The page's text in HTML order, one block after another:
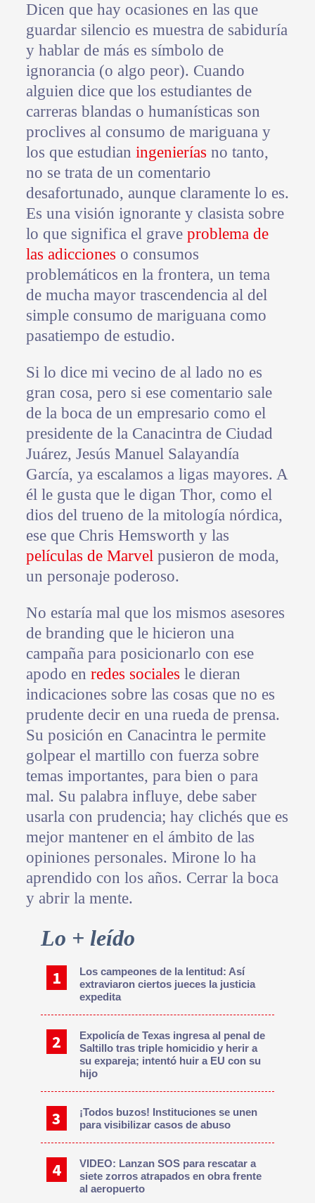
Dicen que hay ocasiones en las que
guardar silencio es muestra de sabiduría
y hablar de más es símbolo de
ignorancia (o algo peor). Cuando
alguien dice que los estudiantes de
carreras blandas o humanísticas son
proclives al consumo de mariguana y
los que estudian ingenierías no tanto,
no se trata de un comentario
desafortunado, aunque claramente lo es.
Es una visión ignorante y clasista sobre
lo que significa el grave problema de
las adicciones o consumos
problemáticos en la frontera, un tema
de mucha mayor trascendencia al del
simple consumo de mariguana como
pasatiempo de estudio.
Si lo dice mi vecino de al lado no es
gran cosa, pero si ese comentario sale
de la boca de un empresario como el
presidente de la Canacintra de Ciudad
Juárez, Jesús Manuel Salayandía
García, ya escalamos a ligas mayores. A
él le gusta que le digan Thor, como el
dios del trueno de la mitología nórdica,
ese que Chris Hemsworth y las
películas de Marvelpusieron de moda,
un personaje poderoso.
No estaría mal que los mismos asesores
de branding que le hicieron una
campaña para posicionarlo con ese
apodo en redes sociales le dieran
indicaciones sobre las cosas que no es
prudente decir en una rueda de prensa.
Su posición en Canacintra le permite
golpear el martillo con fuerza sobre
temas importantes, para bien o para
mal. Su palabra influye, debe saber
usarla con prudencia; hay clichés que es
mejor mantener en el ámbito de las
opiniones personales. Mirone lo ha
aprendido con los años. Cerrar la boca
y abrir la mente.
Primary
Lo + leído
Los campeones de la lentitud: Así
extraviaron ciertos jueces la justicia
expedita
Expolicía de Texas ingresa al penal de
Saltillo tras triple homicidio y herir a
su expareja; intentó huir a EU con su
hijo
¡Todos buzos! Instituciones se unen
para visibilizar casos de abuso
VIDEO: Lanzan SOS para rescatar a
siete zorros atrapados en obra frente
al aeropuerto